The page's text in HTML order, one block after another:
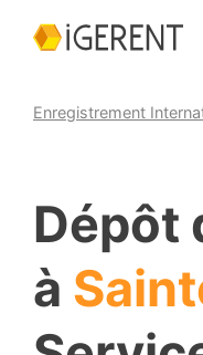
Enregistrement
Dépôt
à